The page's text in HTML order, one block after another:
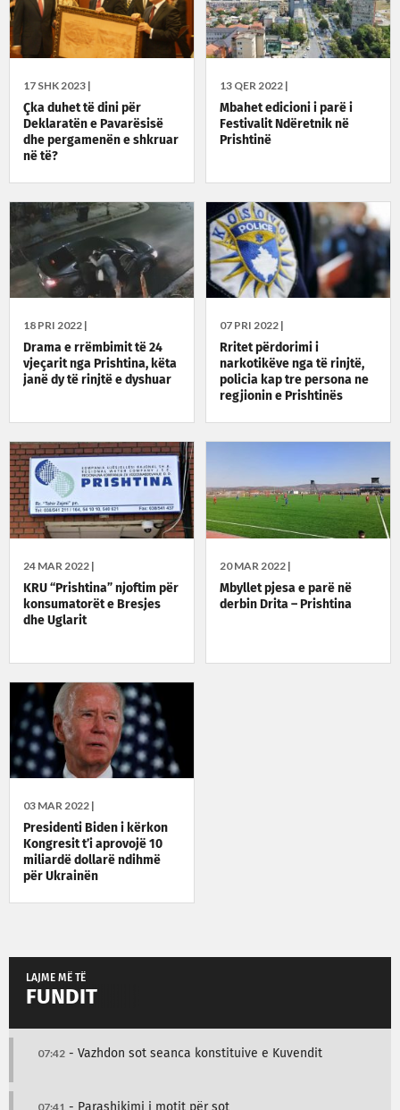
17 SHK 2023 |
Çka duhet të dini për
Deklaratën e Pavarësisë
dhe pergamenën e shkruar
në të?
13 QER 2022 |
Mbahet edicioni i parë i
Festivalit Ndëretnik në
Prishtinë
18 PRI 2022 |
Drama e rrëmbimit të 24
vjeçarit nga Prishtina, këta
janë dy të rinjtë e dyshuar
07 PRI 2022 |
Rritet përdorimi i
narkotikëve nga të rinjtë,
policia kap tre persona ne
regjionin e Prishtinës
24 MAR 2022 |
KRU “Prishtina” njoftim për
konsumatorët e Bresjes
dhe Uglarit
20 MAR 2022 |
Mbyllet pjesa e parë në
derbin Drita – Prishtina
03 MAR 2022 |
Presidenti Biden i kërkon
Kongresit t’i aprovojë 10
miliardë dollarë ndihmë
për Ukrainën
LAJME MË TË
FUNDIT
07:42 - Vazhdon sot seanca konstituive e Kuvendit
07:41 - Parashikimi i motit për sot